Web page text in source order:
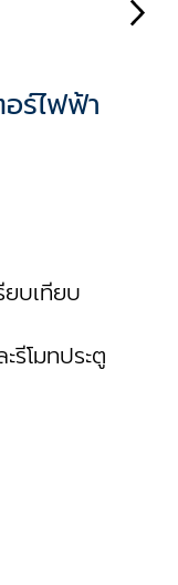
ร์ไฟฟ้า
ยบเทียบ
รีโมทประตู